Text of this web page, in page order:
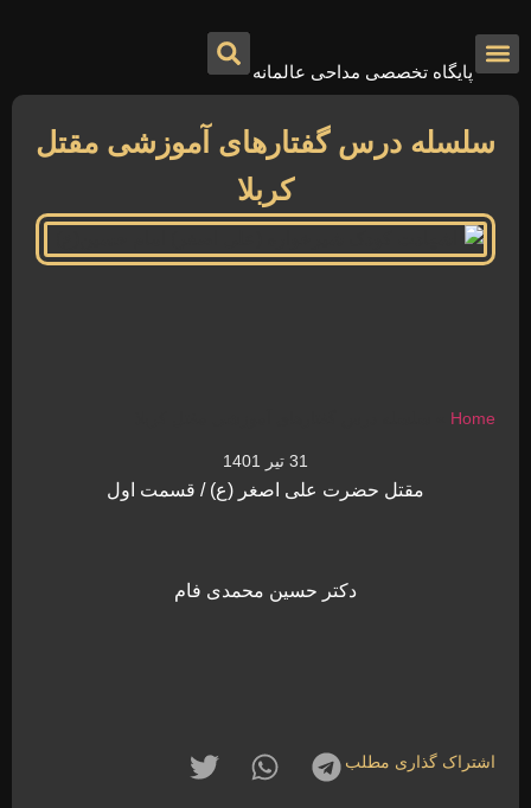
پایگاه تخصصی مداحی عالمانه
سلسله درس گفتارهای آموزشی مقتل
کربلا
Home
31 تیر 1401
مقتل حضرت علی اصغر (ع) / قسمت اول
دکتر حسین محمدی فام
اشتراک گذاری مطلب